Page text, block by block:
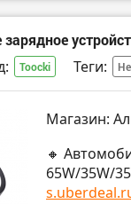
Toocki Теги:
Магазин:
🔸
65W/35W/